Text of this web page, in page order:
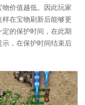
价值越低。因此玩家
在宝物刷新后能够更
的保护时间，在此期
，在保护时间结束后